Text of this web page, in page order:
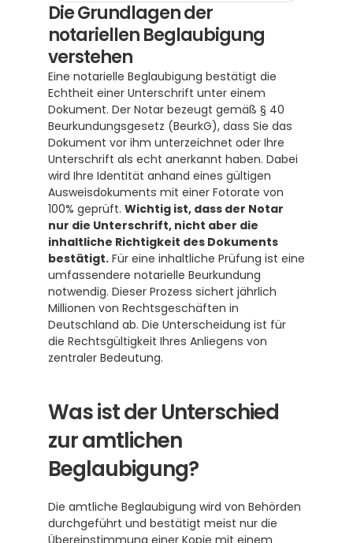
Die Grundlagen der
notariellen Beglaubigung
verstehen
Eine notarielle Beglaubigung bestätigt die
Echtheit einer Unterschrift unter einem
Dokument. Der Notar bezeugt gemäß § 40
Beurkundungsgesetz (BeurkG), dass Sie das
Dokument vor ihm unterzeichnet oder Ihre
Unterschrift als echt anerkannt haben. Dabei
wird Ihre Identität anhand eines gültigen
Ausweisdokuments mit einer Fotorate von
100% geprüft. Wichtig ist, dass der Notar
nur die Unterschrift, nicht aber die
inhaltliche Richtigkeit des Dokuments
bestätigt. Für eine inhaltliche Prüfung ist eine
umfassendere notarielle Beurkundung
notwendig. Dieser Prozess sichert jährlich
Millionen von Rechtsgeschäften in
Deutschland ab. Die Unterscheidung ist für
die Rechtsgültigkeit Ihres Anliegens von
zentraler Bedeutung.
Was ist der Unterschied
zur amtlichen
Beglaubigung?
Die amtliche Beglaubigung wird von Behörden
durchgeführt und bestätigt meist nur die
Übereinstimmung einer Kopie mit einem